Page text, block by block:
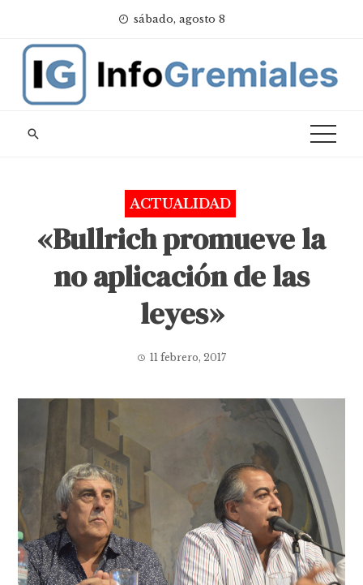
content
sábado, agosto 8
ACTUALIDAD
«Bullrich promueve la
no aplicación de las
leyes»
11 febrero, 2017